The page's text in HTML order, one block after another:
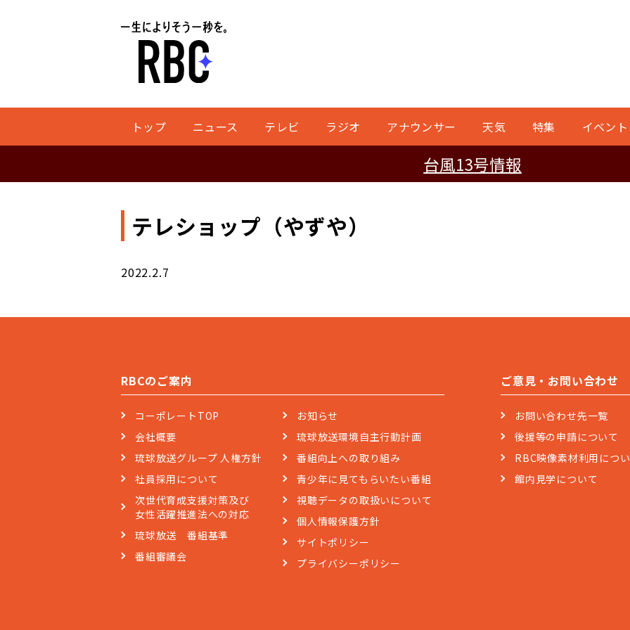
トップ ニュース テレビ ラジオ アナウンサー 天気 特集 イベント
台風13号情報
テレショップ（やずや）
2022.2.7
RBCのご案内
コーポレートTOP
会社概要
琉球放送グループ 人権方針
社員採用について
次世代育成支援対策及び
女性活躍推進法への対応
琉球放送 番組基準
番組審議会
お知らせ
琉球放送環境自主行動計画
番組向上への取り組み
青少年に見てもらいたい番組
視聴データの取扱いについて
個人情報保護方針
サイトポリシー
プライバシーポリシー
ご意見・お問い合わせ
お問い合わせ先一覧
後援等の申請について
RBC映像素材利用につ
館内見学について